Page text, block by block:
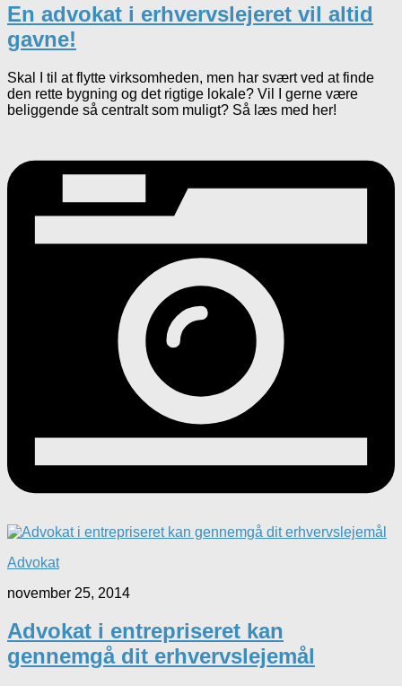
En advokat i erhvervslejeret vil altid
gavne!
Skal I til at flytte virksomheden, men har svært ved at finde
den rette bygning og det rigtige lokale? Vil I gerne være
beliggende så centralt som muligt? Så læs med her!
Advokat
november 25, 2014
Advokat i entrepriseret kan
gennemgå dit erhvervslejemål